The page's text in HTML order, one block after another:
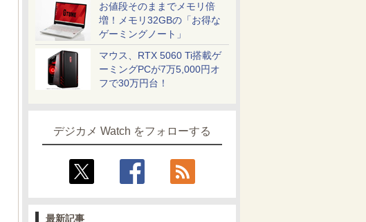
お値段そのままでメモリ倍
増！メモリ32GBの「お得な
ゲーミングノート」
マウス、RTX 5060 Ti搭載ゲ
ーミングPCが7万5,000円オ
フで30万円台！
デジカメ Watch をフォローする
最新記事